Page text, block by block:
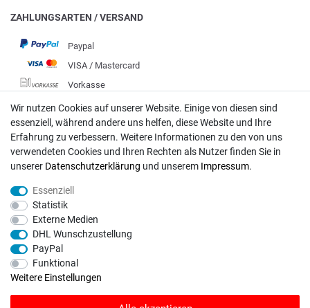
ZAHLUNGSARTEN / VERSAND
Paypal
VISA / Mastercard
Vorkasse
DHL
Deutsche Post
Bei Fragen wenden Sie sich direkt an unser Service-Team.
info@rasentraktoren-motoren.de
MA-Versand GmbH, 53925 Kall, In der Laach 1-3
Wir nutzen Cookies auf unserer Website. Einige von diesen sind
essenziell, während andere uns helfen, diese Website und Ihre
Erfahrung zu verbessern. Weitere Informationen zu den von uns
verwendeten Cookies und Ihren Rechten als Nutzer finden Sie in
unserer Daten­schutz­erklärung und unserem Impressum.
Essenziell
Statistik
Externe Medien
DHL Wunschzustellung
PayPal
Funktional
Weitere Einstellungen